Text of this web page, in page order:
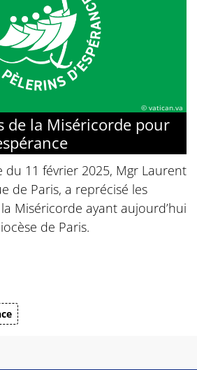
© vatican.va
de la Miséricorde pour
du 11 février 2025, Mgr Laurent
de Paris, a reprécisé les
Miséricorde ayant aujourd’hui
de Paris.